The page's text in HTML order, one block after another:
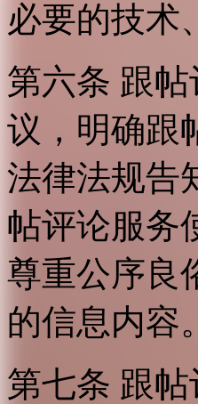
必要的技术
第六条 跟
议，明确跟
法律法规告
帖评论服务
尊重公序良
的信息内容。
第七条 跟